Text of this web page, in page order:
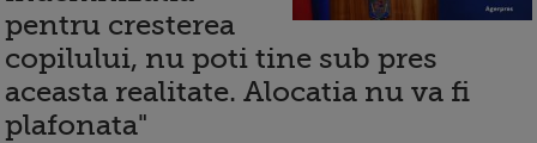
pentru cresterea
copilului, nu poti tine sub pres
aceasta realitate. Alocatia nu va fi
plafonata"